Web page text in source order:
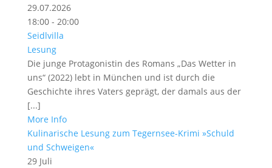
29.07.2026
18:00 - 20:00
Seidlvilla
Lesung
Die junge Protagonistin des Romans „Das Wetter in
uns“ (2022) lebt in München und ist durch die
Geschichte ihres Vaters geprägt, der damals aus der
[...]
More Info
Kulinarische Lesung zum Tegernsee-Krimi »Schuld
und Schweigen«
29 Juli